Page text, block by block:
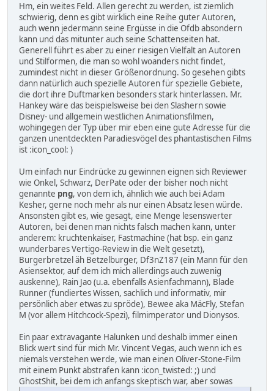
Hm, ein weites Feld. Allen gerecht zu werden, ist ziemlich
schwierig, denn es gibt wirklich eine Reihe guter Autoren,
auch wenn jedermann seine Ergüsse in die Ofdb absondern
kann und das mitunter auch seine Schattenseiten hat.
Generell führt es aber zu einer riesigen Vielfalt an Autoren
und Stilformen, die man so wohl woanders nicht findet,
zumindest nicht in dieser Größenordnung. So gesehen gibts
dann natürlich auch spezielle Autoren für spezielle Gebiete,
die dort ihre Duftmarken besonders stark hinterlassen. Mr.
Hankey wäre das beispielsweise bei den Slashern sowie
Disney- und allgemein westlichen Animationsfilmen,
wohingegen der Typ über mir eben eine gute Adresse für die
ganzen unentdeckten Paradiesvögel des phantastischen Films
ist :icon_cool: )
Um einfach nur Eindrücke zu gewinnen eignen sich Reviewer
wie Onkel, Schwarz, DerPate oder der bisher noch nicht
genannte png, von dem ich, ähnlich wie auch bei Adam
Kesher, gerne noch mehr als nur einen Absatz lesen würde.
Ansonsten gibt es, wie gesagt, eine Menge lesenswerter
Autoren, bei denen man nichts falsch machen kann, unter
anderem: kruchtenkaiser, Fastmachine (hat bsp. ein ganz
wunderbares Vertigo-Review in die Welt gesetzt),
Burgerbretzel äh Betzelburger, Df3nZ187 (ein Mann für den
Asiensektor, auf dem ich mich allerdings auch zuwenig
auskenne), Rain Jao (u.a. ebenfalls Asienfachmann), Blade
Runner (fundiertes Wissen, sachlich und informativ, mir
persönlich aber etwas zu spröde), Bewee aka MäcFly, Stefan
M (vor allem Hitchcock-Spezi), filmimperator und Dionysos.
Ein paar extravagante Halunken und deshalb immer einen
Blick wert sind für mich Mr. Vincent Vegas, auch wenn ich es
niemals verstehen werde, wie man einen Oliver-Stone-Film
mit einem Punkt abstrafen kann :icon_twisted: ;) und
GhostShit, bei dem ich anfangs skeptisch war, aber sowas